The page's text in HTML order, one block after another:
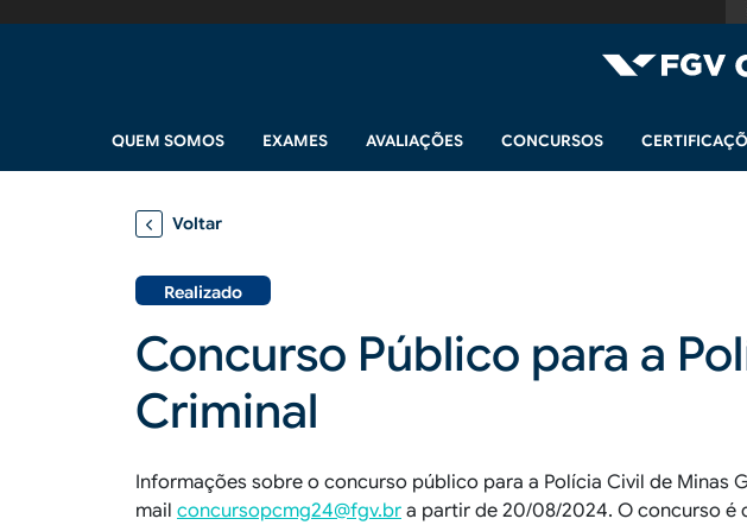
Navegação principal
QUEM SOMOS EXAMES AVALIAÇÕES CONCURSOS
Voltar
Realizado
Concurso Público para a
Criminal
Informações sobre o concurso público para a Polícia Civil de Minas
mail concursopcmg24@fgv.br a partir de 20/08/2024. O concurso é